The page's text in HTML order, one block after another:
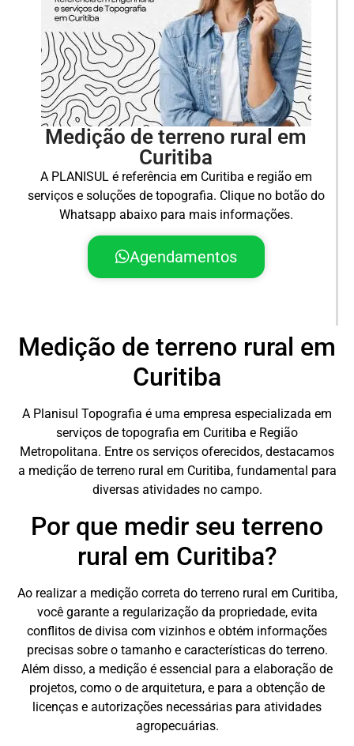
Medição de terreno rural em
Curitiba
A PLANISUL é referência em Curitiba e região em
serviços e soluções de topografia. Clique no botão do
Whatsapp abaixo para mais informações.
Agendamentos
Medição de terreno rural em
Curitiba
A Planisul Topografia é uma empresa especializada em
serviços de topografia em Curitiba e Região
Metropolitana. Entre os serviços oferecidos, destacamos
a medição de terreno rural em Curitiba, fundamental para
diversas atividades no campo.
Por que medir seu terreno
rural em Curitiba?
Ao realizar a medição correta do terreno rural em Curitiba,
você garante a regularização da propriedade, evita
conflitos de divisa com vizinhos e obtém informações
precisas sobre o tamanho e características do terreno.
Além disso, a medição é essencial para a elaboração de
projetos, como o de arquitetura, e para a obtenção de
licenças e autorizações necessárias para atividades
agropecuárias.